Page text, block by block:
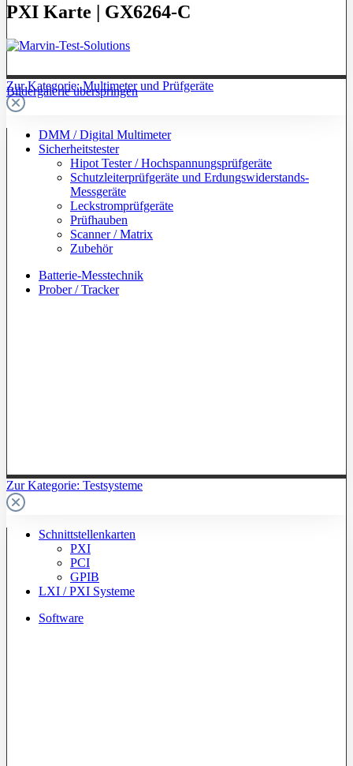
Zur Kategorie: Multimeter und Prüfgeräte
DMM / Digital Multimeter
Sicherheitstester
Hipot Tester / Hochspannungsprüfgeräte
Schutzleiterprüfgeräte und Erdungswiderstands-
Messgeräte
Leckstromprüfgeräte
Prüfhauben
Scanner / Matrix
Zubehör
Batterie-Messtechnik
Prober / Tracker
Zur Kategorie: Testsysteme
Schnittstellenkarten
PXI
PCI
GPIB
LXI / PXI Systeme
Software
PXI Karte | GX6264-C
Bildergalerie überspringen